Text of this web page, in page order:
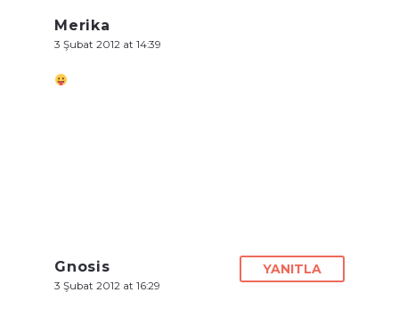
Merika
3 Şubat 2012 at 14:39
Gnosis
3 Şubat 2012 at 16:29
YANITLA